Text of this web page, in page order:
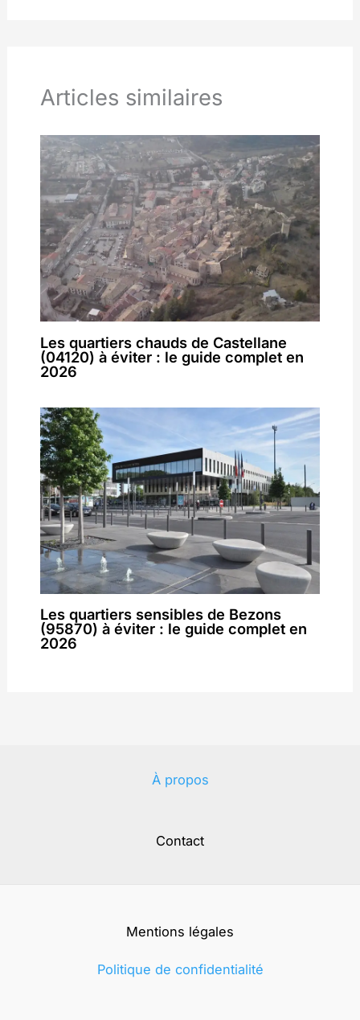
Articles similaires
Les quartiers chauds de Castellane
(04120) à éviter : le guide complet en
2026
Les quartiers sensibles de Bezons
(95870) à éviter : le guide complet en
2026
À propos
Contact
Mentions légales
Politique de confidentialité